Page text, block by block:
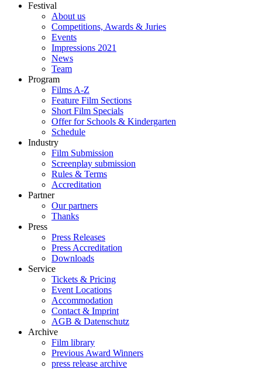
Festival
About us
Competitions, Awards & Juries
Events
Impressions 2021
News
Team
Program
Films A-Z
Feature Film Sections
Short Film Specials
Offer for Schools & Kindergarten
Schedule
Industry
Film Submission
Screenplay submission
Rules & Terms
Accreditation
Partner
Our partners
Thanks
Press
Press Releases
Press Accreditation
Downloads
Service
Tickets & Pricing
Event Locations
Accommodation
Contact & Imprint
AGB & Datenschutz
Archive
Film library
Previous Award Winners
press release archive